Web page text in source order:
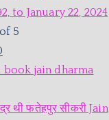
to January 22, 2024
5
थी फतेहपुर सीकरी Jain